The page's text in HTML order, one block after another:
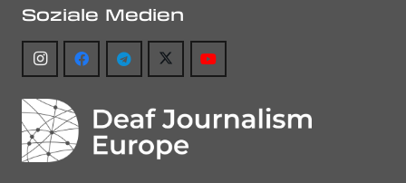
Soziale Medien